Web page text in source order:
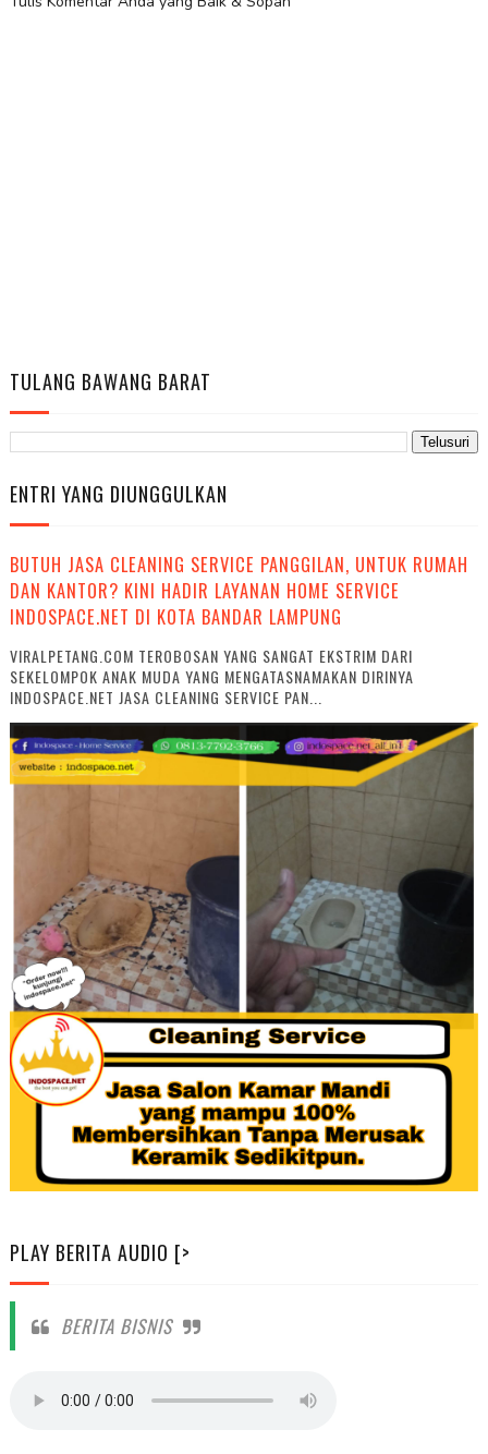
TULANG BAWANG BARAT
ENTRI YANG DIUNGGULKAN
BUTUH JASA CLEANING SERVICE PANGGILAN, UNTUK RUMAH
DAN KANTOR? KINI HADIR LAYANAN HOME SERVICE
INDOSPACE.NET DI KOTA BANDAR LAMPUNG
VIRALPETANG.COM TEROBOSAN YANG SANGAT EKSTRIM DARI
SEKELOMPOK ANAK MUDA YANG MENGATASNAMAKAN DIRINYA
INDOSPACE.NET JASA CLEANING SERVICE PAN...
PLAY BERITA AUDIO [>
BERITA BISNIS